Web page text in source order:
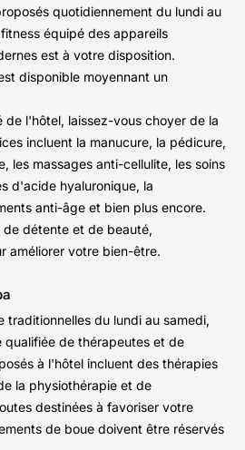
quotidiennement du lundi au
équipé des appareils
est à votre disposition.
disponible moyennant un
de l'hôtel, laissez-vous choyer de la
incluent la manucure, la pédicure,
les massages anti-cellulite, les soins
d'acide hyaluronique, la
anti-âge et bien plus encore.
de détente et de beauté,
améliorer votre bien-être.
traditionnelles du lundi au samedi,
qualifiée de thérapeutes et de
à l'hôtel incluent des thérapies
la physiothérapie et de
destinées à favoriser votre
de boue doivent être réservés